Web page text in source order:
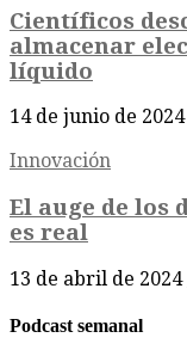
Científicos
almacenar
líquido
14 de junio de 2024
Innovación
El auge de los
es real
13 de abril de 2024
Podcast semanal